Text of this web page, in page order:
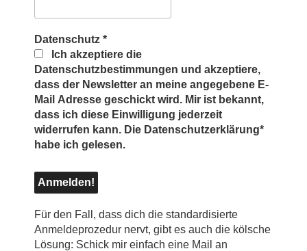
Datenschutz *
Ich akzeptiere die
Datenschutzbestimmungen und akzeptiere,
dass der Newsletter an meine angegebene E-
Mail Adresse geschickt wird. Mir ist bekannt,
dass ich diese Einwilligung jederzeit
widerrufen kann. Die Datenschutzerklärung*
habe ich gelesen.
Für den Fall, dass dich die standardisierte
Anmeldeprozedur nervt, gibt es auch die kölsche
Lösung: Schick mir einfach eine Mail an